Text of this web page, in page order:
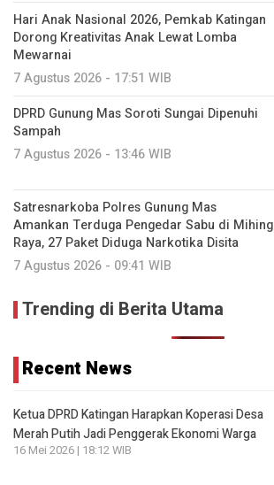
Hari Anak Nasional 2026, Pemkab Katingan
Dorong Kreativitas Anak Lewat Lomba
Mewarnai
7 Agustus 2026 - 17:51 WIB
DPRD Gunung Mas Soroti Sungai Dipenuhi
Sampah
7 Agustus 2026 - 13:46 WIB
Satresnarkoba Polres Gunung Mas
Amankan Terduga Pengedar Sabu di Mihing
Raya, 27 Paket Diduga Narkotika Disita
7 Agustus 2026 - 09:41 WIB
Trending di Berita Utama
Recent News
Ketua DPRD Katingan Harapkan Koperasi Desa
Merah Putih Jadi Penggerak Ekonomi Warga
16 Mei 2026 | 18:12 WIB